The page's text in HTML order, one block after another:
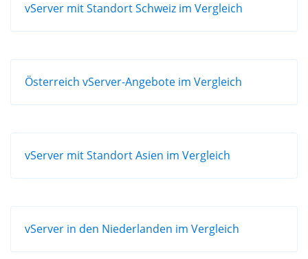
vServer mit Standort Schweiz im Vergleich
Österreich vServer-Angebote im Vergleich
vServer mit Standort Asien im Vergleich
vServer in den Niederlanden im Vergleich